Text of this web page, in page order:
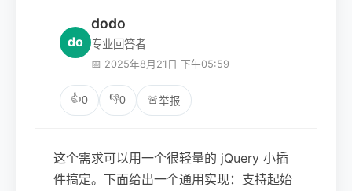
do
dodo
专业回答者
📅 2025年8月21日 下午05:59
👍0 👎0 🚨举报
这个需求可以用一个很轻量的 jQuery 小插
件搞定。下面给出一个通用实现：支持起始